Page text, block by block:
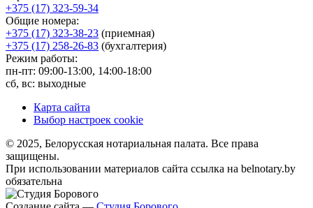
+375 (17) 323-59-34
Общие номера:
+375 (17) 323-38-23 (приемная)
+375 (17) 258-26-83 (бухгалтерия)
Режим работы:
пн-пт: 09:00-13:00, 14:00-18:00
сб, вс: выходные
Карта сайта
Выбор настроек cookie
© 2025, Белорусская нотариальная палата. Все права
защищены.
При использовании материалов сайта ссылка на belnotary.by
обязательна